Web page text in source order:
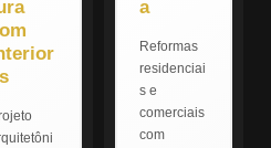
a
Reformas
residenciai
s e
comerciais
com